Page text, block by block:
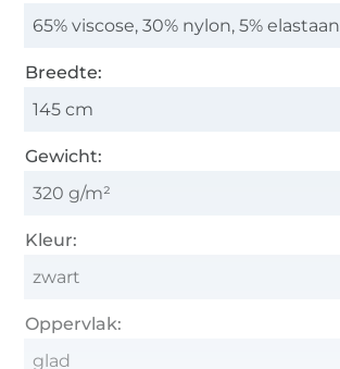
65% viscose, 30% nylon, 5% elastaan
Breedte:
145 cm
Gewicht:
320 g/m²
Kleur:
zwart
Oppervlak:
glad